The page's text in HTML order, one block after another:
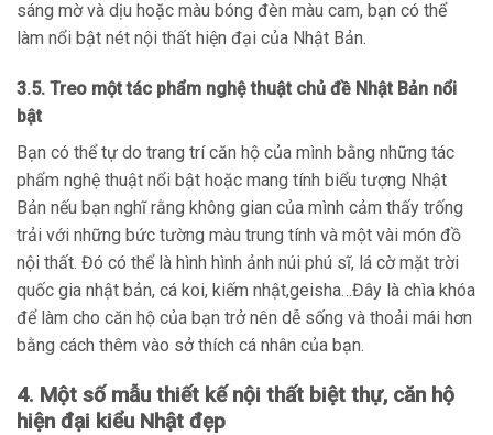
sáng mờ và dịu hoặc màu bóng đèn màu cam, bạn có thể
làm nổi bật nét nội thất hiện đại của Nhật Bản.
3.5. Treo một tác phẩm nghệ thuật chủ đề Nhật Bản nổi
bật
Bạn có thể tự do trang trí căn hộ của mình bằng những tác
phẩm nghệ thuật nổi bật hoặc mang tính biểu tượng Nhật
Bản nếu bạn nghĩ rằng không gian của mình cảm thấy trống
trải với những bức tường màu trung tính và một vài món đồ
nội thất. Đó có thể là hình hình ảnh núi phú sĩ, lá cờ mặt trời
quốc gia nhật bản, cá koi, kiếm nhật,geisha…Đây là chìa khóa
để làm cho căn hộ của bạn trở nên dễ sống và thoải mái hơn
bằng cách thêm vào sở thích cá nhân của bạn.
4. Một số mẫu thiết kế nội thất biệt thự, căn hộ
hiện đại kiểu Nhật đẹp